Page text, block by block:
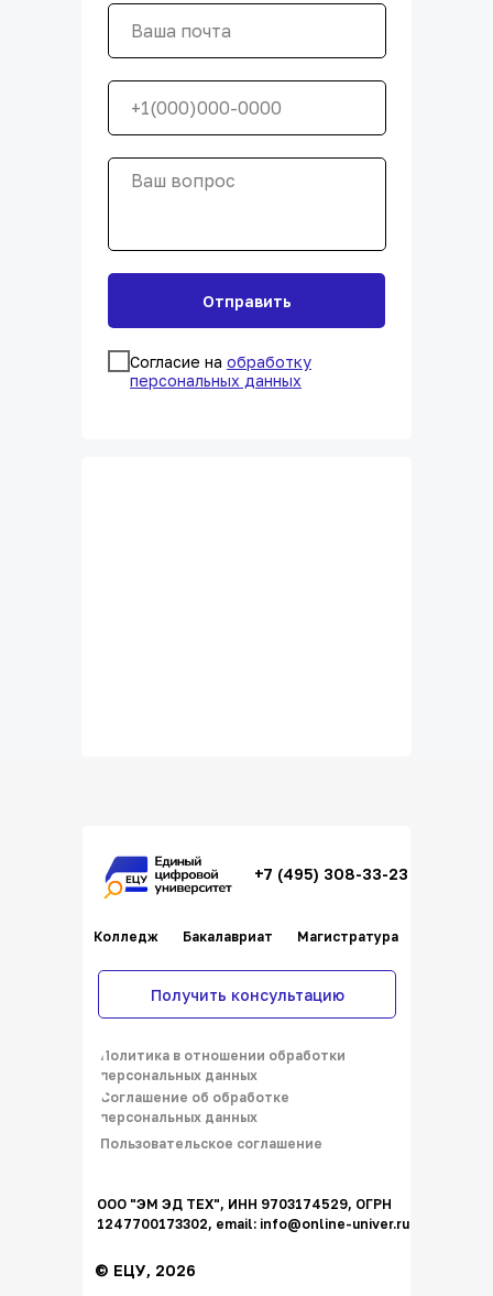
Согласие на обработку
персональных данных
Отправить
Получить консультацию
+7 (495) 308-33-23
Колледж Бакалавриат Магистратура
Политика в отношении обработки
персональных данных
Соглашение об обработке
персональных данных
Пользовательское соглашение
© ЕЦУ, 2026
ООО "ЭМ ЭД ТЕХ", ИНН 9703174529, ОГРН
1247700173302, email: info@online-univer.ru